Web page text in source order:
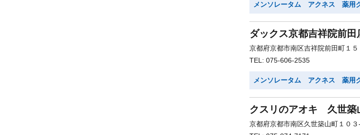
メンソレータム アクネス 薬用
ダックス京都吉祥院前田
京都府京都市南区吉祥院前田町１５
TEL: 075-606-2535
メンソレータム アクネス 薬用
クスリのアオキ 久世築
京都府京都市南区久世築山町１０３-